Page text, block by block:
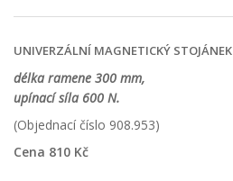
UNIVERZÁLNÍ MAGNETICKÝ STOJÁNEK
délka ramene 300 mm,
upínací síla 600 N.
(Objednací číslo 908.953)
Cena 810 Kč